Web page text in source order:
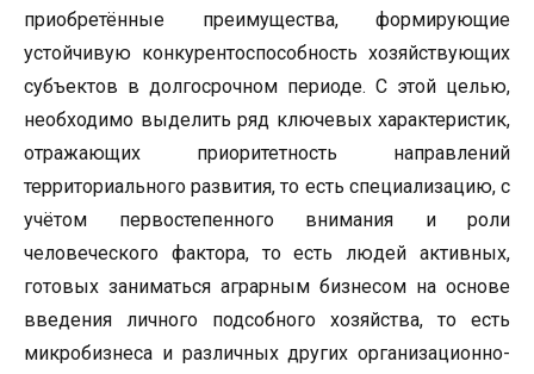
приобретённые преимущества, формирующие
устойчивую конкурентоспособность хозяйствующих
субъектов в долгосрочном периоде. С этой целью,
необходимо выделить ряд ключевых характеристик,
отражающих приоритетность направлений
территориального развития, то есть специализацию, с
учётом первостепенного внимания и роли
человеческого фактора, то есть людей активных,
готовых заниматься аграрным бизнесом на основе
введения личного подсобного хозяйства, то есть
микробизнеса и различных других организационно-